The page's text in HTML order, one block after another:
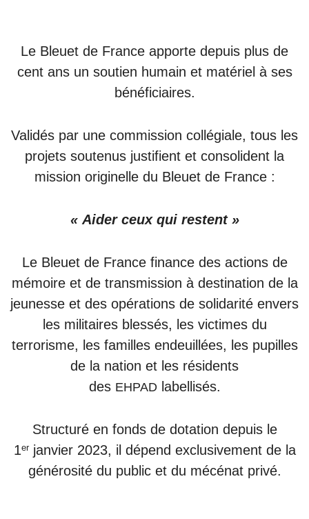
Le Bleuet de France apporte depuis plus de
cent ans un soutien humain et matériel à ses
bénéficiaires.
Validés par une commission collégiale, tous les
projets soutenus justifient et consolident la
mission originelle du Bleuet de France :
« Aider ceux qui restent »
Le Bleuet de France finance des actions de
mémoire et de transmission à destination de la
jeunesse et des opérations de solidarité envers
les militaires blessés, les victimes du
terrorisme, les familles endeuillées, les pupilles
de la nation et les résidents
des EHPADlabellisés.
Structuré en fonds de dotation depuis le
1erjanvier 2023, il dépend exclusivement de la
générosité du public et du mécénat privé.